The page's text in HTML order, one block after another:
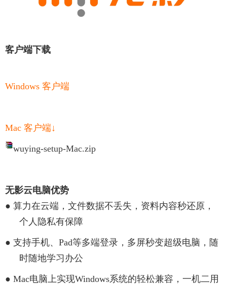
客户端下载
Windows 客户端
Mac 客户端↓
wuying-setup-Mac.zip
无影云电脑优势
● 算力在云端，文件数据不丢失，资料内容秒还原，
个人隐私有保障
● 支持手机、 Pad等多端登录，多屏秒变超级电脑，随
时随地学习办公
● Mac电脑上实现Windows系统的轻松兼容，一机二用